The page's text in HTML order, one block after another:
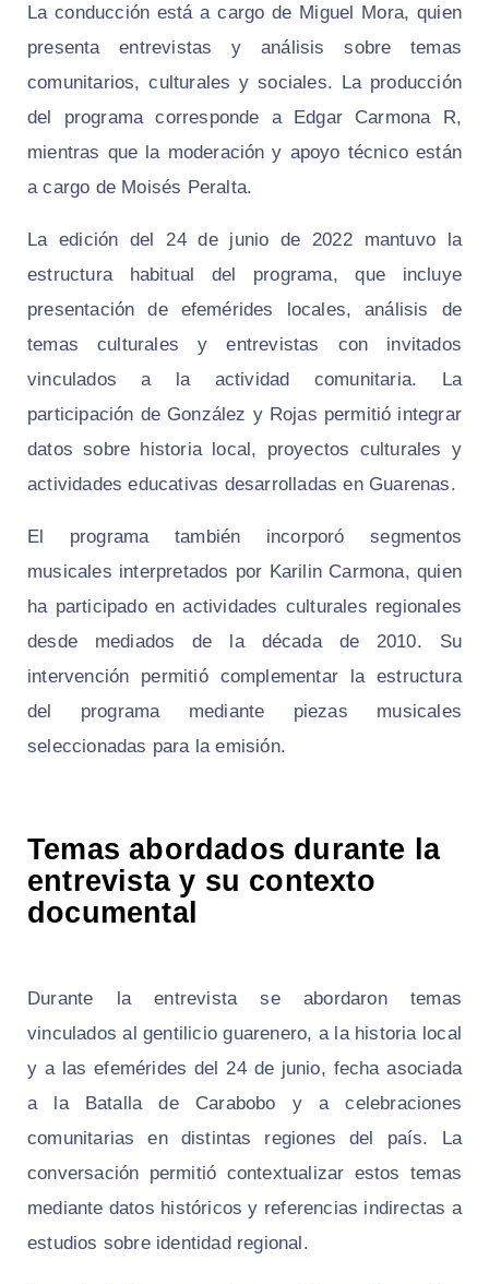
La conducción está a cargo de Miguel Mora, quien
presenta entrevistas y análisis sobre temas
comunitarios, culturales y sociales. La producción
del programa corresponde a Edgar Carmona R,
mientras que la moderación y apoyo técnico están
a cargo de Moisés Peralta.
La edición del 24 de junio de 2022 mantuvo la
estructura habitual del programa, que incluye
presentación de efemérides locales, análisis de
temas culturales y entrevistas con invitados
vinculados a la actividad comunitaria. La
participación de González y Rojas permitió integrar
datos sobre historia local, proyectos culturales y
actividades educativas desarrolladas en Guarenas.
El programa también incorporó segmentos
musicales interpretados por Karilin Carmona, quien
ha participado en actividades culturales regionales
desde mediados de la década de 2010. Su
intervención permitió complementar la estructura
del programa mediante piezas musicales
seleccionadas para la emisión.
Temas abordados durante la
entrevista y su contexto
documental
Durante la entrevista se abordaron temas
vinculados al gentilicio guarenero, a la historia local
y a las efemérides del 24 de junio, fecha asociada
a la Batalla de Carabobo y a celebraciones
comunitarias en distintas regiones del país. La
conversación permitió contextualizar estos temas
mediante datos históricos y referencias indirectas a
estudios sobre identidad regional.